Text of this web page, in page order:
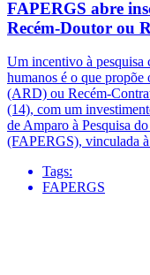
FAPERGS abre
Recém-Doutor ou
Um incentivo à pesquisa
humanos é o que
(ARD) ou Recém-
(14), com um
de Amparo à Pesquisa
(FAPERGS), vinculada
Tags:
FAPERGS